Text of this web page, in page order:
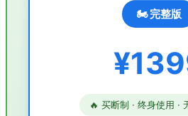
🏍️ 完整版
🔥 买断制 · 终身使用 ·